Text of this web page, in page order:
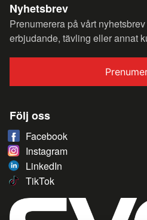
Nyhetsbrev
Prenumerera på vårt
erbjudande, tävling eller annat
Följ oss
Facebook
Instagram
LinkedIn
TikTok